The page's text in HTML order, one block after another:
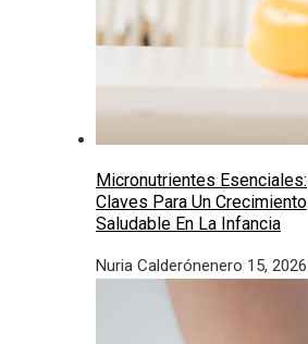
Micronutrientes Esenciales:
Claves Para Un Crecimiento
Saludable En La Infancia
Nuria Calderónenero 15, 2026